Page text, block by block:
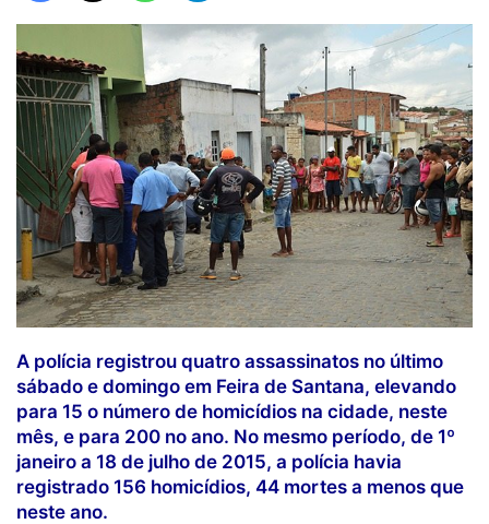
A polícia registrou quatro assassinatos no último
sábado e domingo em Feira de Santana, elevando
para 15 o número de homicídios na cidade, neste
mês, e para 200 no ano. No mesmo período, de 1º
janeiro a 18 de julho de 2015, a polícia havia
registrado 156 homicídios, 44 mortes a menos que
neste ano.